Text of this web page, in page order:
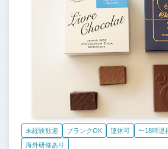
未経験歓迎 ブランクOK 連休可 〜18時退
海外研修あり